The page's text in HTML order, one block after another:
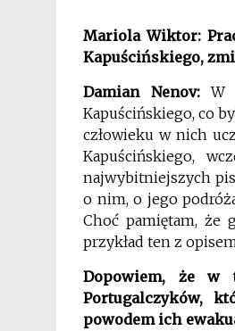
Mariola Wiktor:
Kapuścińskiego,
Damian Nenov:W
Kapuścińskiego, co
człowieku w nich
Kapuścińskiego,
najwybitniejszych
o nim, o jego
Choć pamiętam, że
przykład ten z
Dopowiem, że w
Portugalczyków,
powodem ich